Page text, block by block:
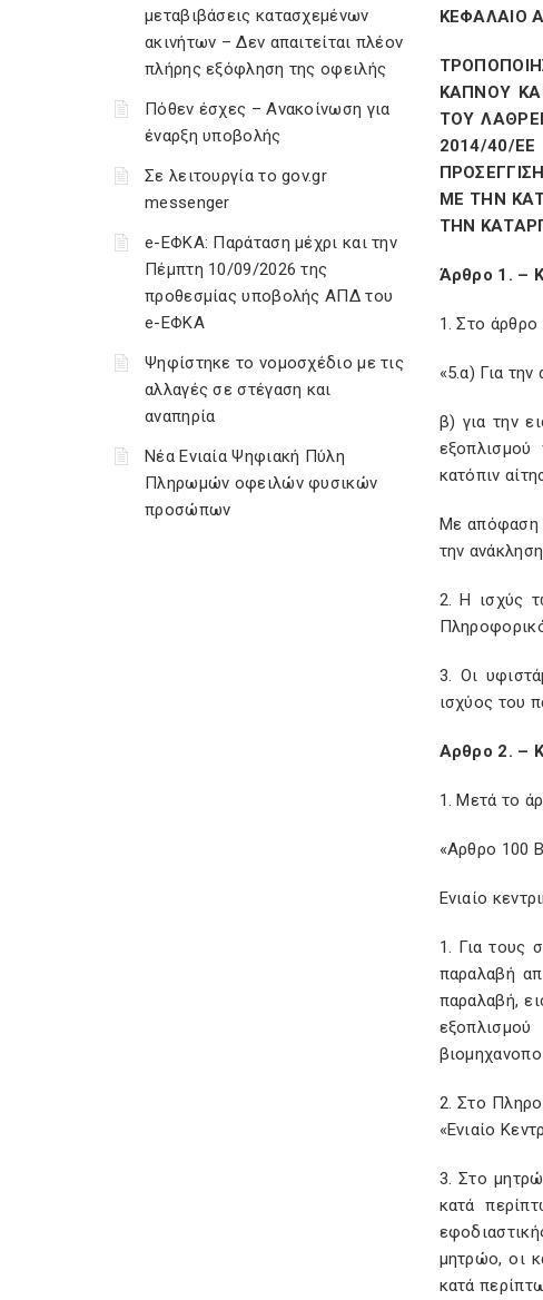
μεταβιβάσεις κατασχεμένων
ακινήτων – Δεν απαιτείται πλέον
πλήρης εξόφληση της οφειλής
Πόθεν έσχες – Ανακοίνωση για
έναρξη υποβολής
Σε λειτουργία το gov.gr
messenger
e-ΕΦΚΑ: Παράταση μέχρι και την
Πέμπτη 10/09/2026 της
προθεσμίας υποβολής ΑΠΔ του
e-ΕΦΚΑ
Ψηφίστηκε το νομοσχέδιο με τις
αλλαγές σε στέγαση και
αναπηρία
Νέα Ενιαία Ψηφιακή Πύλη
Πληρωμών οφειλών φυσικών
προσώπων
ΚΕΦΑΛΑΙΟ
ΚΑΠΝΟΥ
ΤΟΥ
2014/40/
ΜΕ ΤΗΝ
ΤΗΝ
Άρθρο 1. –
1. Στο
«5.α) Για
β) για την
εξοπλισμού
κατόπιν
Με απόφαση
την
2. Η ισχύς
3. Οι
ισχύος του
Αρθρο 2. –
1. Μετά το
«Αρθρο 100 Β
Ενιαίο
1. Για τους
παραλαβή
παραλαβή,
2. Στο
«Ενιαίο
3. Στο
κατά
μητρώο, οι
κατά